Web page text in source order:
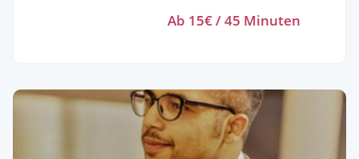
deshalb tendenziell am Nachmittag und am
Wunschaufgaben aus der Schule arbeiten. Ich freue
mich darauf, euch kennenzulernen! Meldet euch bei
mir gerne für weitere Informationen und lasst uns
einen ersten Termin ausmachen! Preisinfo: 15,00 -
Ab 15€ / 45 Minuten